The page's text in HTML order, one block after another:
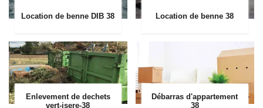
Location de benne DIB 38 Location de benne 38
Enlevement de dechets
vert-isere-38
Débarras d'appartement
38